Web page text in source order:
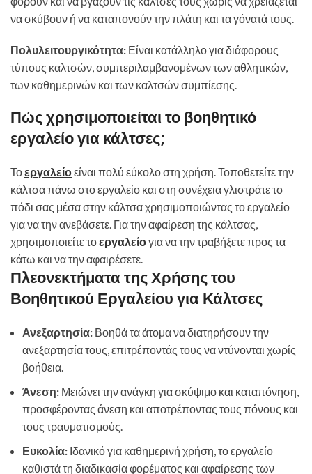
να σκύβουν ή να καταπονούν την πλάτη και τα γόνατά τους.
Πολυλειτουργικότητα: Είναι κατάλληλο για διάφορους
τύπους καλτσών, συμπεριλαμβανομένων των αθλητικών,
των καθημερινών και των καλτσών συμπίεσης.
Πώς χρησιμοποιείται το βοηθητικό
εργαλείο για κάλτσες;
Τοεργαλείοείναι πολύ εύκολο στη χρήση. Τοποθετείτε την
κάλτσα πάνω στο εργαλείο και στη συνέχεια γλιστράτε το
πόδι σας μέσα στην κάλτσα χρησιμοποιώντας το εργαλείο
για να την ανεβάσετε. Για την αφαίρεση της κάλτσας,
χρησιμοποιείτε τοεργαλείογια να την τραβήξετε προς τα
κάτω και να την αφαιρέσετε.
Πλεονεκτήματα της Χρήσης του
Βοηθητικού Εργαλείου για Κάλτσες
Ανεξαρτησία: Βοηθά τα άτομα να διατηρήσουν την
ανεξαρτησία τους, επιτρέποντάς τους να ντύνονται χωρίς
βοήθεια.
Άνεση: Μειώνει την ανάγκη για σκύψιμο και καταπόνηση,
προσφέροντας άνεση και αποτρέποντας τους πόνους και
τους τραυματισμούς.
Ευκολία: Ιδανικό για καθημερινή χρήση, το εργαλείο
καθιστά τη διαδικασία φορέματος και αφαίρεσης των